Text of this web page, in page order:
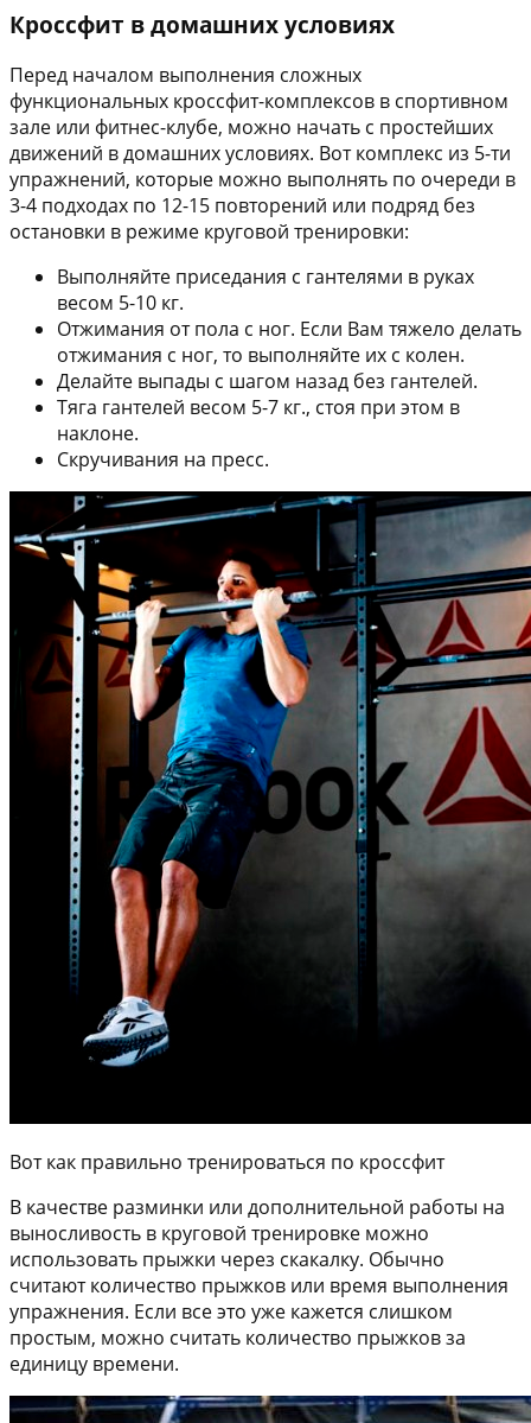
Кроссфит в домашних условиях
Перед началом выполнения сложных
функциональных кроссфит-комплексов в спортивном
зале или фитнес-клубе, можно начать с простейших
движений в домашних условиях. Вот комплекс из 5-ти
упражнений, которые можно выполнять по очереди в
3-4 подходах по 12-15 повторений или подряд без
остановки в режиме круговой тренировки:
Выполняйте приседания с гантелями в руках
весом 5-10 кг.
Отжимания от пола с ног. Если Вам тяжело делать
отжимания с ног, то выполняйте их с колен.
Делайте выпады с шагом назад без гантелей.
Тяга гантелей весом 5-7 кг., стоя при этом в
наклоне.
Скручивания на пресс.
Вот как правильно тренироваться по кроссфит
В качестве разминки или дополнительной работы на
выносливость в круговой тренировке можно
использовать прыжки через скакалку. Обычно
считают количество прыжков или время выполнения
упражнения. Если все это уже кажется слишком
простым, можно считать количество прыжков за
единицу времени.